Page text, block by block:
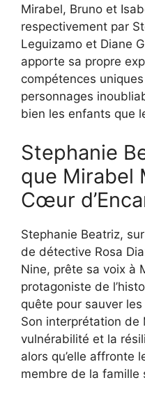
Mirabel, Bruno et
respectivement par
Leguizamo et Diane
apporte sa propre
compétences
personnages
bien les enfants que
Stephanie
que Mirabel
Cœur
Stephanie Beatriz,
de détective Rosa
Nine, prête sa voix à
protagoniste de
quête pour sauver
Son interprétation de
vulnérabilité et la
alors qu’elle affronte
membre de la famille